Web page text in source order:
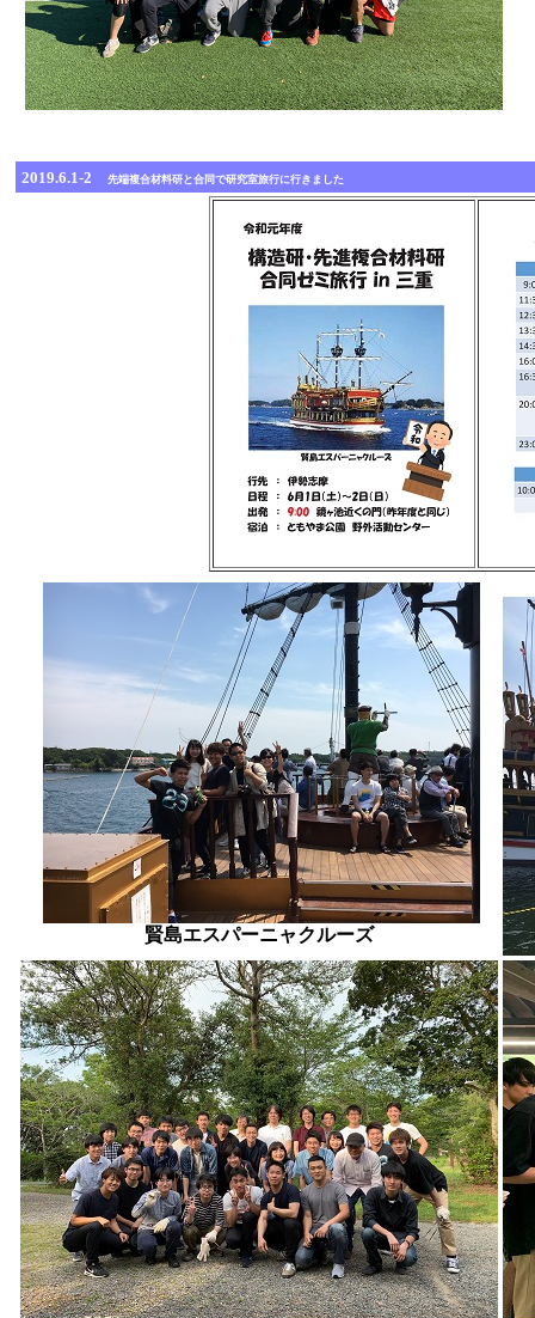
2019.6.1-2 先端複合材料研と合同で研究室旅行に行きました
賢島エスパーニャクルーズ